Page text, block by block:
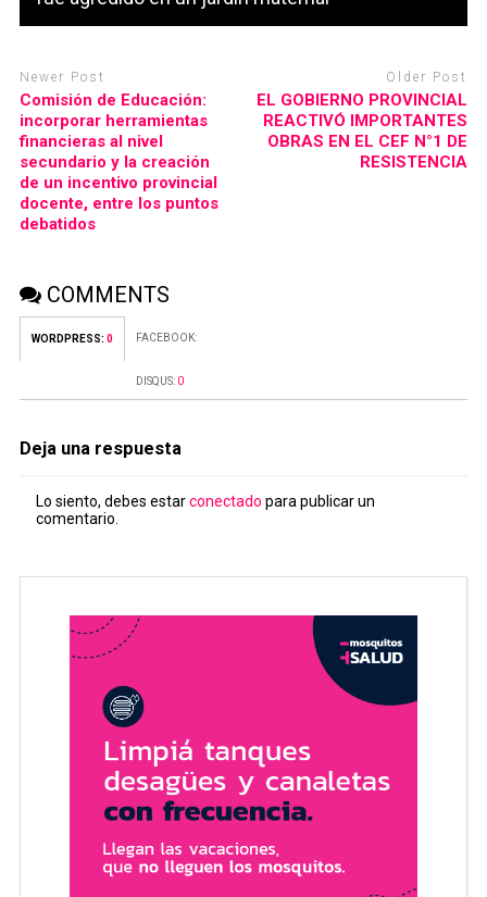
Newer Post
Comisión de Educación:
incorporar herramientas
financieras al nivel
secundario y la creación
de un incentivo provincial
docente, entre los puntos
debatidos
Older Post
EL GOBIERNO PROVINCIAL
REACTIVÓ IMPORTANTES
OBRAS EN EL CEF N°1 DE
RESISTENCIA
COMMENTS
WORDPRESS: 0 FACEBOOK:
DISQUS: 0
Deja una respuesta
Lo siento, debes estarconectado para publicar un
comentario.